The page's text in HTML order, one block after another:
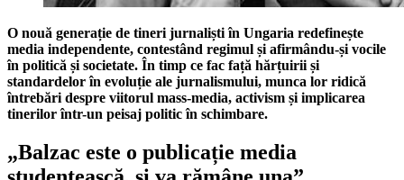
O nouă generație de tineri jurnaliști în Ungaria redefinește
media independente, contestând regimul și afirmându-și vocile
în politică și societate. În timp ce fac față hărțuirii și
standardelor în evoluție ale jurnalismului, munca lor ridică
întrebări despre viitorul mass-media, activism și implicarea
tinerilor într-un peisaj politic în schimbare.
„Balzac este o publicație media